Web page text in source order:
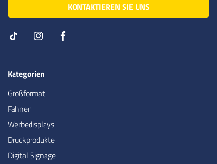
KONTAKTIEREN SIE UNS
Kategorien
Großformat
Fahnen
Werbedisplays
Druckprodukte
Digital Signage